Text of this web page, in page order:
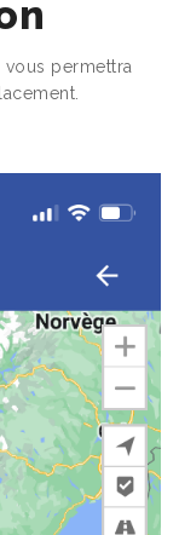
permettra